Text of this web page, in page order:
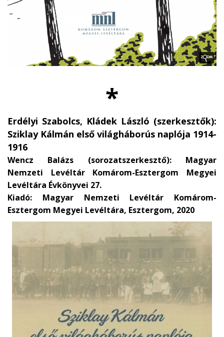
*
Erdélyi Szabolcs, Kládek László (szerkesztők):
Sziklay Kálmán első világháborús naplója 1914-
1916
Wencz Balázs (sorozatszerkesztő): Magyar
Nemzeti Levéltár Komárom-Esztergom Megyei
Levéltára Évkönyvei 27.
Kiadó: Magyar Nemzeti Levéltár Komárom-
Esztergom Megyei Levéltára, Esztergom, 2020